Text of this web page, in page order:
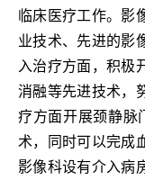
临床医疗工作。影
业技术、先进的影
入治疗方面，积极
消融等先进技术，
疗方面开展颈静脉
术，同时可以完成
影像科设有介入病